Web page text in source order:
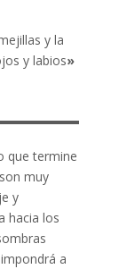
y la
y labios»
que termine
muy
y
hacia los
a